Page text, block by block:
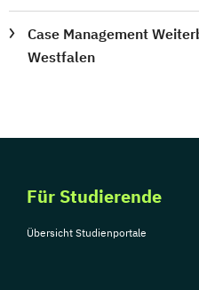
Case Management
Westfalen
Für Studierende
Übersicht Studienportale